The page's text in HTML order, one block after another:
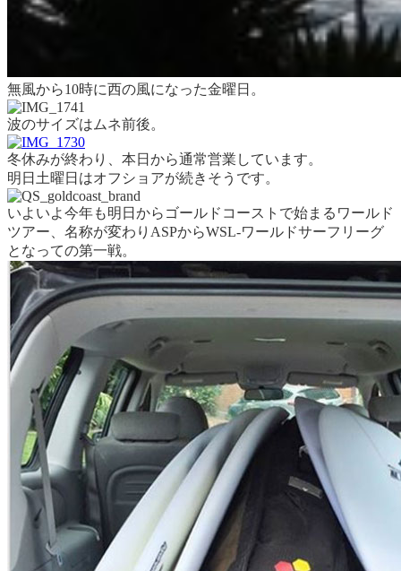
無風から10時に西の風になった金曜日。
波のサイズはムネ前後。
冬休みが終わり、本日から通常営業しています。
明日土曜日はオフショアが続きそうです。
いよいよ今年も明日からゴールドコーストで始まるワールド
ツアー、名称が変わりASPからWSL-ワールドサーフリーグ
となっての第一戦。